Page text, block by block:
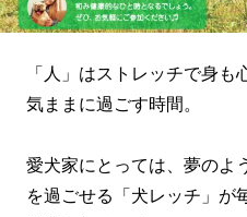
「人」はストレッチで身
気ままに過ごす時間。
愛犬家にとっては、夢のよ
を過ごせる「犬レッチ」が